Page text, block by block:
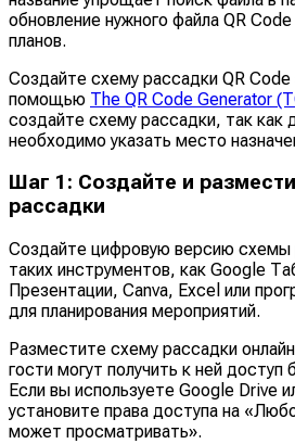
обновление нужного файла QR
планов.
Создайте схему рассадки QR Code
помощью The QR Code Generator
создайте схему рассадки, так как
необходимо указать место
Шаг 1: Создайте и
рассадки
Создайте цифровую версию
таких инструментов, как Google
Презентации, Canva, Excel или
для планирования мероприятий.
Разместите схему рассадки
гости могут получить к ней доступ
Если вы используете Google Drive
установите права доступа на
может просматривать».